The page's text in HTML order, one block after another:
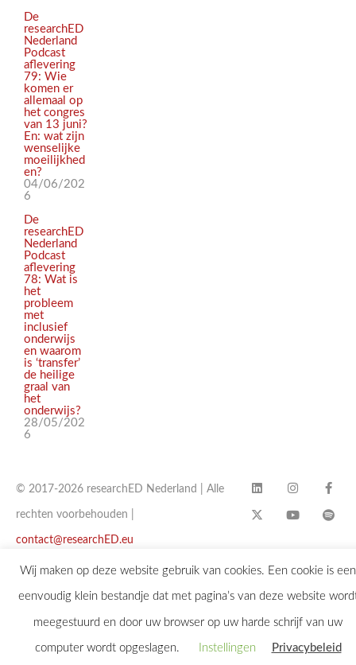
De
researchED
Nederland
Podcast
aflevering
79: Wie
komen er
allemaal op
het congres
van 13 juni?
En: wat zijn
wenselijke
moeilijkhed
en?
04/06/202
6
De
researchED
Nederland
Podcast
aflevering
78: Wat is
het
probleem
met
inclusief
onderwijs
en waarom
is ‘transfer’
de heilige
graal van
het
onderwijs?
28/05/202
6
© 2017-2026 researchED Nederland | Alle
rechten voorbehouden |
contact@researchED.eu
Wij maken op deze website gebruik van cookies. Een cookie is een
eenvoudig klein bestandje dat met pagina’s van deze website
meegestuurd en door uw browser op uw harde schrijf van uw
computer wordt opgeslagen. Instellingen Privacybeleid